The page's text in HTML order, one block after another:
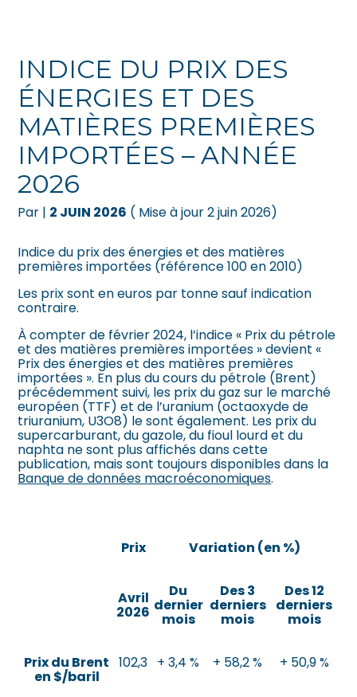
Gérer votre quotidien
Piloter votre entreprise
Développer votre entreprise
Construire votre patrimoine
Être prêt pour la facturation
électronique
Suivre votre comptabilité
Gérer vos ressources humaines
Dématérialiser vos documents
INDICE DU PRIX DES
ÉNERGIES ET DES
MATIÈRES PREMIÈRES
IMPORTÉES – ANNÉE
2026
Par | 2 JUIN 2026 ( Mise à jour 2 juin 2026)
Indice du prix des énergies et des matières
premières importées (référence 100 en 2010)
Les prix sont en euros par tonne sauf indication
contraire.
À compter de février 2024, l’indice « Prix du pétrole
et des matières premières importées » devient «
Prix des énergies et des matières premières
importées ». En plus du cours du pétrole (Brent)
précédemment suivi, les prix du gaz sur le marché
européen (TTF) et de l’uranium (octaoxyde de
triuranium, U3O8) le sont également. Les prix du
supercarburant, du gazole, du fioul lourd et du
naphta ne sont plus affichés dans cette
publication, mais sont toujours disponibles dans la
Banque de données macroéconomiques.
Prix Variation (en %)
Avril
2026
Du
dernier
mois
Des 3
derniers
mois
Des 12
derniers
mois
Prix du Brent
en $/baril
102,3 + 3,4 % + 58,2 % + 50,9 %